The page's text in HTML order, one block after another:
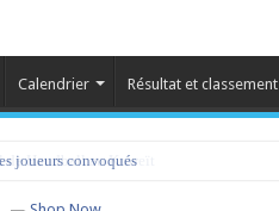
Calendrier Résultat et classement
joueurs convoqués